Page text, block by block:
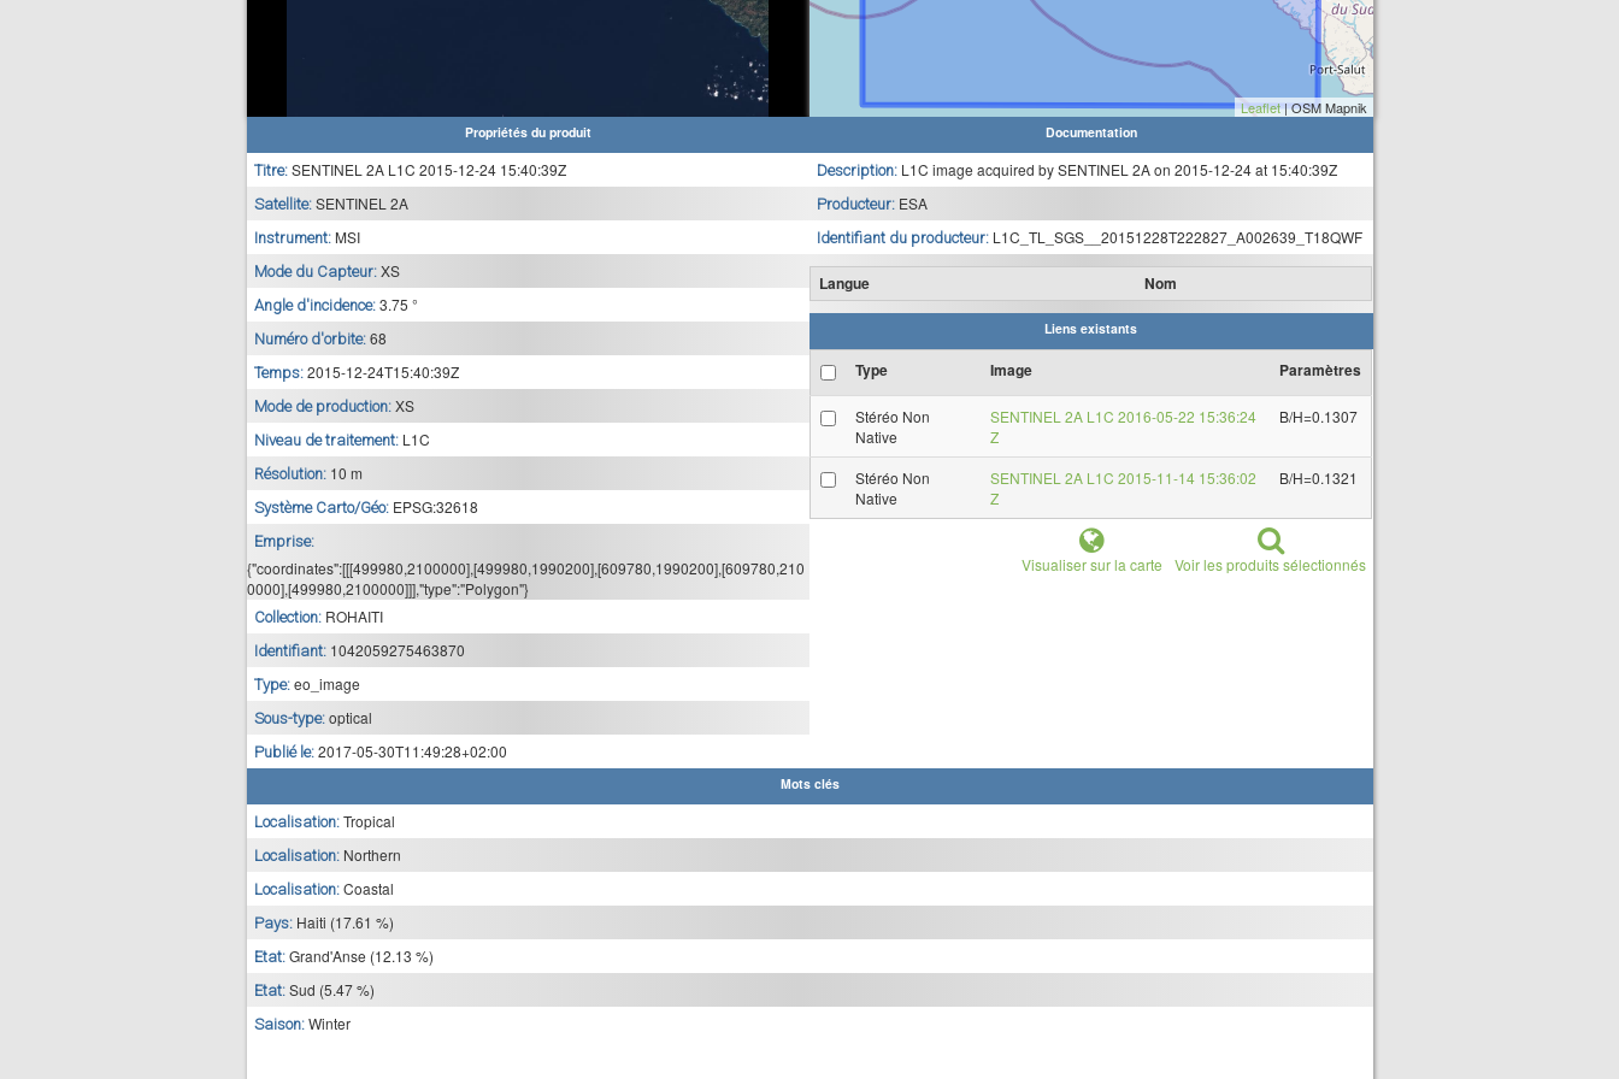
Leaflet| OSM Mapnik
Propriétés du produit
Titre: SENTINEL 2A L1C 2015-12-24 15:40:39Z
Satellite: SENTINEL 2A
Instrument: MSI
Mode du Capteur: XS
Angle d'incidence: 3.75 °
Numéro d'orbite: 68
Temps: 2015-12-24T15:40:39Z
Mode de production: XS
Niveau de traitement: L1C
Résolution: 10 m
Système Carto/Géo: EPSG:32618
Emprise:
{"coordinates":[[[499980,2100000],[499980,1990200],[609780,1990200],[609780,210
0000],[499980,2100000]]],"type":"Polygon"}
Collection: ROHAITI
Identifiant: 1042059275463870
Type: eo_image
Sous-type: optical
Publié le: 2017-05-30T11:49:28+02:00
Documentation
Description: L1C image acquired by SENTINEL 2A on 2015-12-24 at 15:40:39Z
Producteur: ESA
Identifiant du producteur: L1C_TL_SGS__20151228T222827_A002639_T18QWF
Langue Nom
Liens existants
Type Image Paramètres
Stéréo Non
Native
SENTINEL 2A L1C 2016-05-22 15:36:24
Z
B/H=0.1307
Stéréo Non
Native
SENTINEL 2A L1C 2015-11-14 15:36:02
Z
B/H=0.1321
Visualiser sur la carte Voir les produits sélectionnés
Mots clés
Localisation: Tropical
Localisation: Northern
Localisation: Coastal
Pays: Haiti (17.61 %)
Etat: Grand'Anse (12.13 %)
Etat: Sud (5.47 %)
Saison: Winter